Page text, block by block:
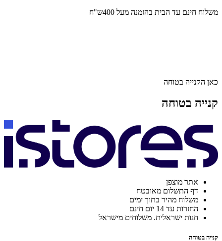
משלוח חינם עד הבית בהזמנה מעל 400ש"ח
כאן הקנייה בטוחה
קנייה בטוחה
אתר מוצפן
דף התשלום מאובטח
משלוח מהיר בתוך ימים
החזרות עד 14 יום חינם
חנות ישראלית. משלוחים מישראל
קנייה בטוחה